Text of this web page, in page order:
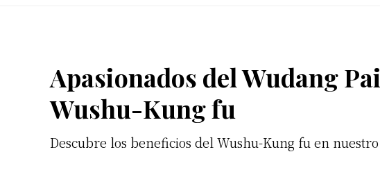
FooterApasionados del Wudang Pai
Wushu-Kung fu
Descubre los beneficios del Wushu-Kung fu en nuestro